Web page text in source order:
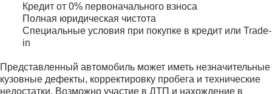
Кредит от 0% первоначального взноса
Полная юридическая чистота
Специальные условия при покупке в кредит или Trade-
in
Представленный автомобиль может иметь незначительные
кузовные дефекты, корректировку пробега и технические
недостатки. Возможно участие в ДТП и нахождение в